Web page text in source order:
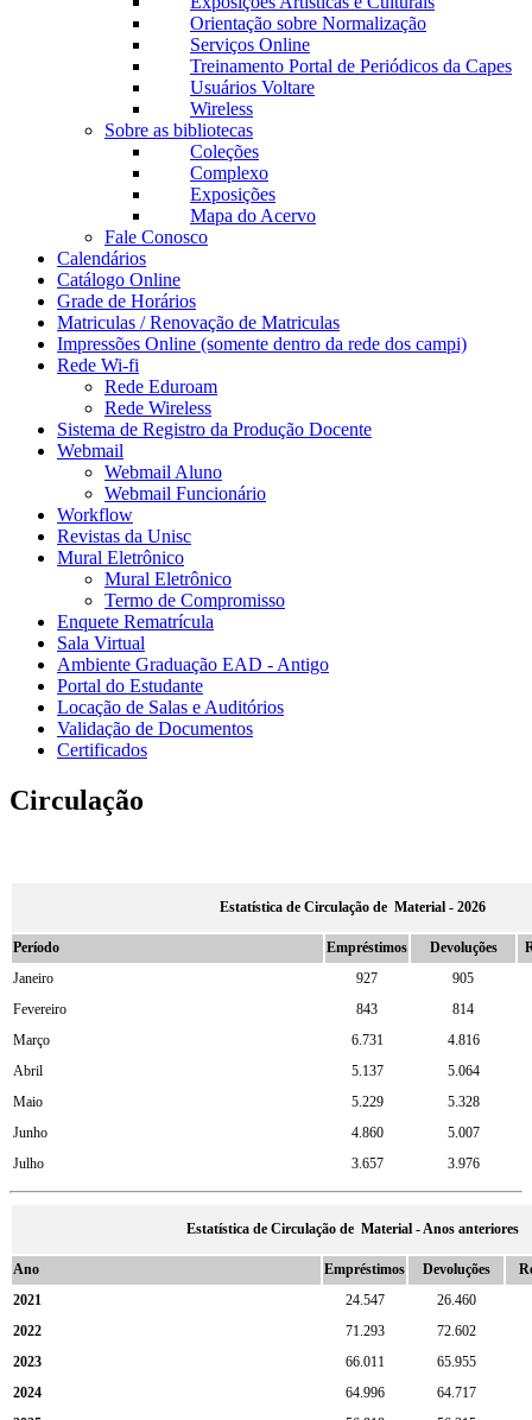
Orientação sobre Normalização
Serviços Online
Treinamento Portal de Periódicos da Capes
Usuários Voltare
Wireless
Sobre as bibliotecas
Coleções
Complexo
Exposições
Mapa do Acervo
Fale Conosco
Calendários
Catálogo Online
Grade de Horários
Matriculas / Renovação de Matriculas
Impressões Online (somente dentro da rede dos campi)
Rede Wi-fi
Rede Eduroam
Rede Wireless
Sistema de Registro da Produção Docente
Webmail
Webmail Aluno
Webmail Funcionário
Workflow
Revistas da Unisc
Mural Eletrônico
Mural Eletrônico
Termo de Compromisso
Enquete Rematrícula
Sala Virtual
Ambiente Graduação EAD - Antigo
Portal do Estudante
Locação de Salas e Auditórios
Validação de Documentos
Certificados
Circulação
Estatística de Circulação de Material - 2026
Período Empréstimos Devoluções
Janeiro
927
905
Fevereiro
843
814
Março
6.731
4.816
Abril
5.137
5.064
Maio
5.229
5.328
Junho
4.860
5.007
Julho
3.657 3.976
Estatística de Circulação de Material - Anos anteriores
Ano Empréstimos Devoluções
2021
24.547
26.460
2022
71.293
72.602
2023
66.011
65.955
2024
64.996
64.717